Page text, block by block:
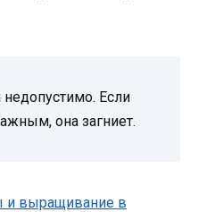
Если
она загниет.